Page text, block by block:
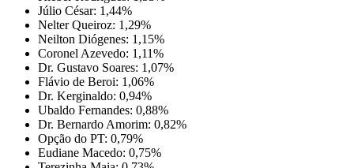
Júlio César: 1,44%
Nelter Queiroz: 1,29%
Neilton Diógenes: 1,15%
Coronel Azevedo: 1,11%
Dr. Gustavo Soares: 1,07%
Flávio de Beroi: 1,06%
Dr. Kerginaldo: 0,94%
Ubaldo Fernandes: 0,88%
Dr. Bernardo Amorim: 0,82%
Opção do PT: 0,79%
Eudiane Macedo: 0,75%